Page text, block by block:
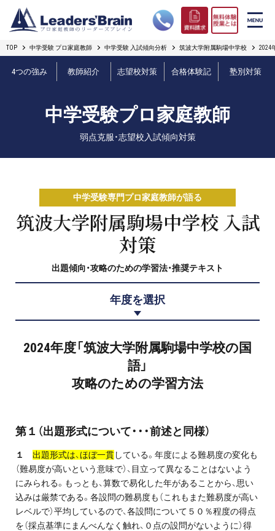
リーダーズブレインの強み
プロ教師紹介
無料体験授業とは
プロ家庭教師の英検®対策
費用について
お申込みの流れ
よくある質問
インフォメーション
会社概要
TOP 中学受験 プロ家庭教師 中学受験 入試傾向分析 筑波大学附属駒場中学校 2024
4つの強み 教師紹介 志望校対策 合格体験記 塾別対策
中学受験プロ家庭教師
弱点克服・志望校入試傾向対策
中学受験専門プロ家庭教師が語る
筑波大学附属駒場中学校 入試
対策
出題傾向・攻略のための学習法・推奨テキスト
年度を選択
2024年度「筑波大学附属駒場中学校の国
語」
攻略のための学習方法
第１（出題形式について・・・前述と同様）
１ 出題形式は、ほぼ一貫している。年度による難易度の変化も
（難易度が高いという意味で）、目立って異なることはないよう
にみられる。もっとも、算数で易化した年があることから、思い
込みは厳禁である。各設問の難易度も（これもまた難易度が高い
レベルで）平均しているので、各設問について５０％程度の得点
を（採点基準にまんべんなく触れ、０点の設問がないように）得